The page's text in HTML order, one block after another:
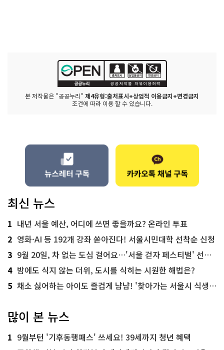
본 저작물은 "공공누리" 제4유형:출처표시+상업적 이용금지+변경금지
조건에 따라 이용 할 수 있습니다.
최신 뉴스
1 내년 서울 예산, 어디에 쓰면 좋을까요? 온라인 투표
2 영화·AI 등 192개 강좌 쏟아진다! 서울시민대학 선착순 신청
3 9월 20일, 차 없는 도심 걸어요…'서울 걷자 페스티벌' 선착순 5천명
4 밤에도 식지 않는 더위, 도시를 식히는 시원한 해법은?
5 채소 싫어하는 아이도 즐겁게 냠냠! '찾아가는 서울시 식생활 교육' 현장
많이 본 뉴스
1 9월부턴 '기후동행패스' 쓰세요! 39세까지 청년 혜택